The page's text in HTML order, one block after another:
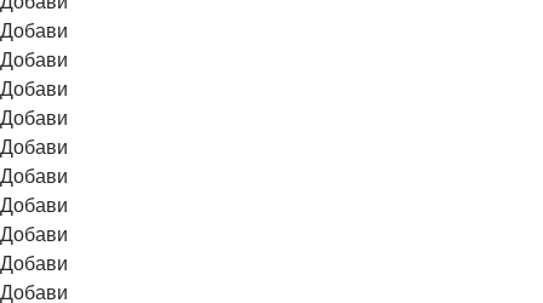
Добави
Добави
Добави
Добави
Добави
Добави
Добави
Добави
Добави
Добави